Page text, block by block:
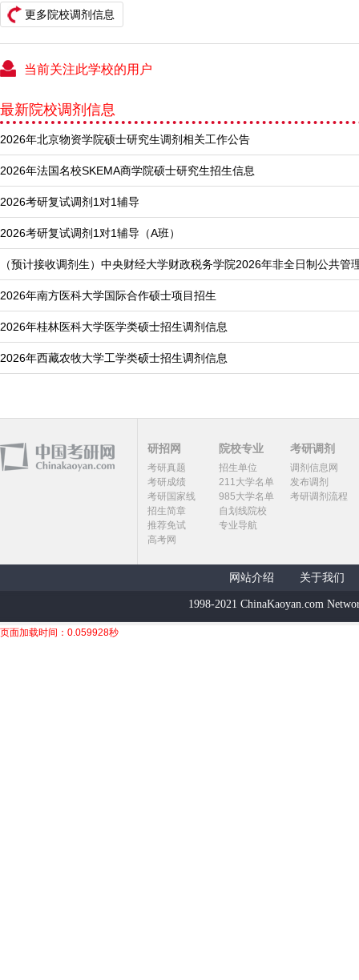
更多院校调剂信息
当前关注此学校的用户
最新院校调剂信息
2026年北京物资学院硕士研究生调剂相关工作公告
2026年法国名校SKEMA商学院硕士研究生招生信息
2026考研复试调剂1对1辅导
2026考研复试调剂1对1辅导（A班）
（预计接收调剂生）中央财经大学财政税务学院2026年非全日制公共管
2026年南方医科大学国际合作硕士项目招生
2026年桂林医科大学医学类硕士招生调剂信息
2026年西藏农牧大学工学类硕士招生调剂信息
研招网
考研真题
考研成绩
考研国家线
招生简章
推荐免试
高考网
院校专业
招生单位
211大学名单
985大学名单
自划线院校
专业导航
考研调剂
调剂信息网
发布调剂
考研调剂流程
网站介绍 关于我们
1998-2021 ChinaKaoyan.com
页面加载时间：0.059928秒